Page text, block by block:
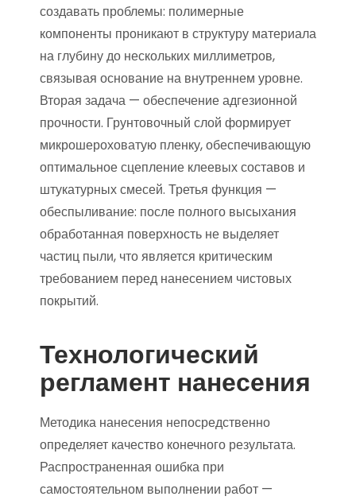
создавать проблемы: полимерные
компоненты проникают в структуру материала
на глубину до нескольких миллиметров,
связывая основание на внутреннем уровне.
Вторая задача — обеспечение адгезионной
прочности. Грунтовочный слой формирует
микрошероховатую пленку, обеспечивающую
оптимальное сцепление клеевых составов и
штукатурных смесей. Третья функция —
обеспыливание: после полного высыхания
обработанная поверхность не выделяет
частиц пыли, что является критическим
требованием перед нанесением чистовых
покрытий.
Технологический
регламент нанесения
Методика нанесения непосредственно
определяет качество конечного результата.
Распространенная ошибка при
самостоятельном выполнении работ —